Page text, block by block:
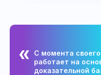
С момента
работает на
доказательной